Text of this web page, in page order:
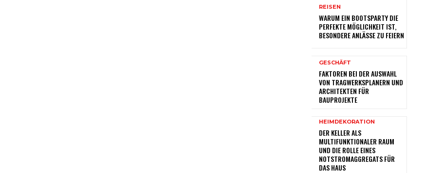
REISEN
WARUM EIN BOOTSPARTY DIE
PERFEKTE MÖGLICHKEIT IST,
BESONDERE ANLÄSSE ZU FEIERN
GESCHÄFT
FAKTOREN BEI DER AUSWAHL
VON TRAGWERKSPLANERN UND
ARCHITEKTEN FÜR
BAUPROJEKTE
HEIMDEKORATION
DER KELLER ALS
MULTIFUNKTIONALER RAUM
UND DIE ROLLE EINES
NOTSTROMAGGREGATS FÜR
DAS HAUS